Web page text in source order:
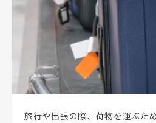
旅行や出張の際、荷物を運ぶた